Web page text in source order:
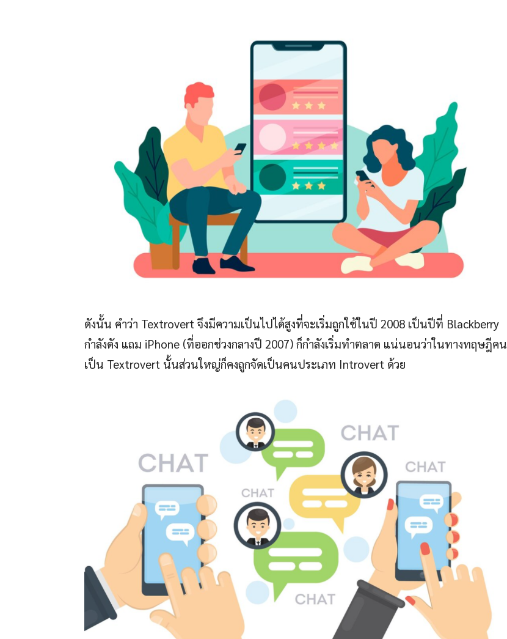
ดังนั้น คำว่า Textrovert จึงมีความเป็นไปได้สูงที่จะเริ่มถูกใช้ในปี 2008 เป็นปีที่ Blackberry
กำลังดัง แถม iPhone (ที่ออกช่วงกลางปี 2007) ก็กำลังเริ่มทำตลาด แน่นอนว่าในทางทฤษฎีคน
เป็น Textrovert นั้นส่วนใหญ่ก็คงถูกจัดเป็นคนประเภท Introvert ด้วย